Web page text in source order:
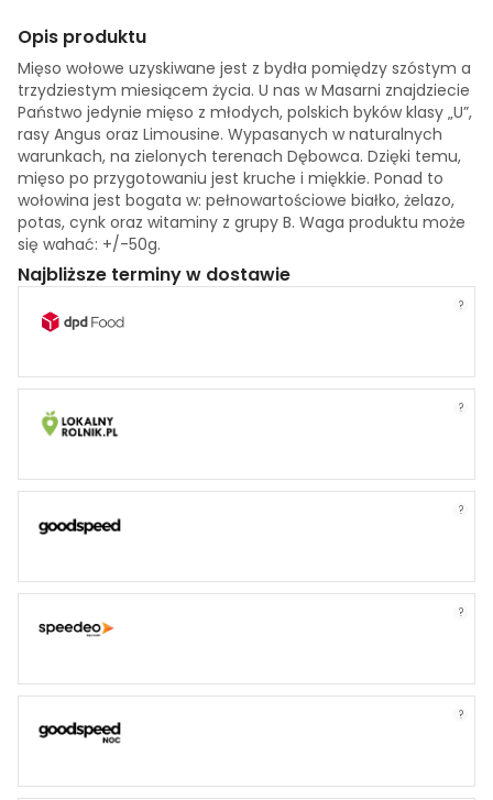
Opis produktu
Mięso wołowe uzyskiwane jest z bydła pomiędzy szóstym a
trzydziestym miesiącem życia. U nas w Masarni znajdziecie
Państwo jedynie mięso z młodych, polskich byków klasy „U”,
rasy Angus oraz Limousine. Wypasanych w naturalnych
warunkach, na zielonych terenach Dębowca. Dzięki temu,
mięso po przygotowaniu jest kruche i miękkie. Ponad to
wołowina jest bogata w: pełnowartościowe białko, żelazo,
potas, cynk oraz witaminy z grupy B. Waga produktu może
się wahać: +/-50g.
Najbliższe terminy w dostawie
?
?
?
?
?